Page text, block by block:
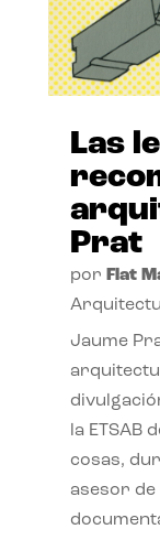
Las
Prat
por Flat
Jaume
la ETSAB
cosas,
asesor de